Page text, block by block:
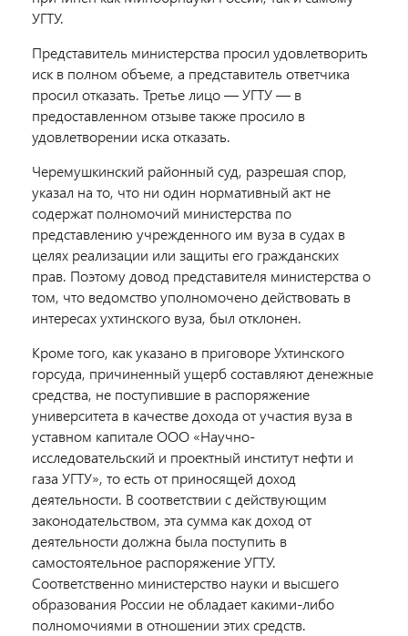
УГТУ.
Представитель министерства просил удовлетворить
иск в полном объеме, а представитель ответчика
просил отказать. Третье лицо — УГТУ — в
предоставленном отзыве также просило в
удовлетворении иска отказать.
Черемушкинский районный суд, разрешая спор,
указал на то, что ни один нормативный акт не
содержат полномочий министерства по
представлению учрежденного им вуза в судах в
целях реализации или защиты его гражданских
прав. Поэтому довод представителя министерства о
том, что ведомство уполномочено действовать в
интересах ухтинского вуза, был отклонен.
Кроме того, как указано в приговоре Ухтинского
горсуда, причиненный ущерб составляют денежные
средства, не поступившие в распоряжение
университета в качестве дохода от участия вуза в
уставном капитале ООО «Научно-
исследовательский и проектный институт нефти и
газа УГТУ», то есть от приносящей доход
деятельности. В соответствии с действующим
законодательством, эта сумма как доход от
деятельности должна была поступить в
самостоятельное распоряжение УГТУ.
Соответственно министерство науки и высшего
образования России не обладает какими-либо
полномочиями в отношении этих средств.